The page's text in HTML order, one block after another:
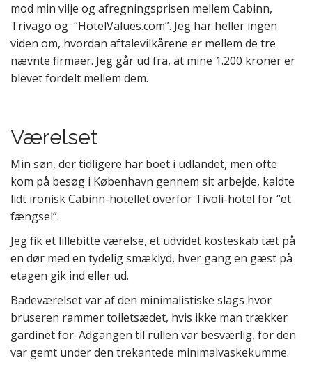
mod min vilje og afregningsprisen mellem Cabinn,
Trivago og “HotelValues.com”. Jeg har heller ingen
viden om, hvordan aftalevilkårene er mellem de tre
nævnte firmaer. Jeg går ud fra, at mine 1.200 kroner er
blevet fordelt mellem dem.
Værelset
Min søn, der tidligere har boet i udlandet, men ofte
kom på besøg i København gennem sit arbejde, kaldte
lidt ironisk Cabinn-hotellet overfor Tivoli-hotel for “et
fængsel”.
Jeg fik et lillebitte værelse, et udvidet kosteskab tæt på
en dør med en tydelig smæklyd, hver gang en gæst på
etagen gik ind eller ud.
Badeværelset var af den minimalistiske slags hvor
bruseren rammer toiletsædet, hvis ikke man trækker
gardinet for. Adgangen til rullen var besværlig, for den
var gemt under den trekantede minimalvaskekumme.